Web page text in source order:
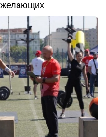
желающих